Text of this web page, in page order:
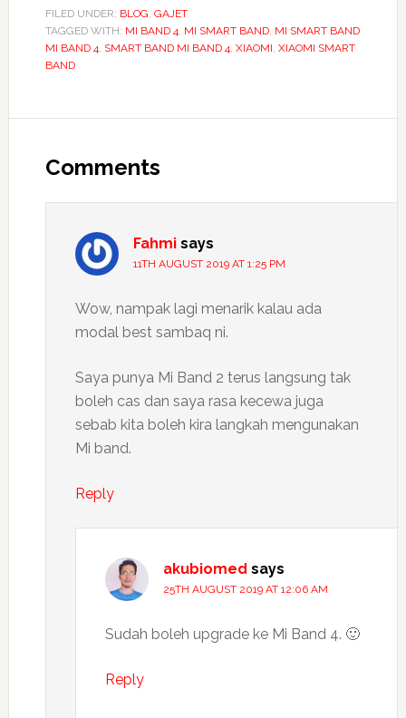
FILED UNDER: BLOG GAJET
TAGGED WITH: MI BAND 4 MI SMART BAND, MI SMART BAND
MI BAND 4 SMART BAND MI BAND 4 XIAOMI XIAOMI SMART
BAND
Interactions
Comments
Fahmi says
11TH AUGUST 2019 AT 1:25 PM
Wow, nampak lagi menarik kalau ada
modal best sambaq ni.
Saya punya Mi Band 2 terus langsung tak
boleh cas dan saya rasa kecewa juga
sebab kita boleh kira langkah mengunakan
Mi band.
Reply
akubiomed says
25TH AUGUST 2019 AT 12:06 AM
Sudah boleh upgrade ke Mi Band 4. 🙂
Reply